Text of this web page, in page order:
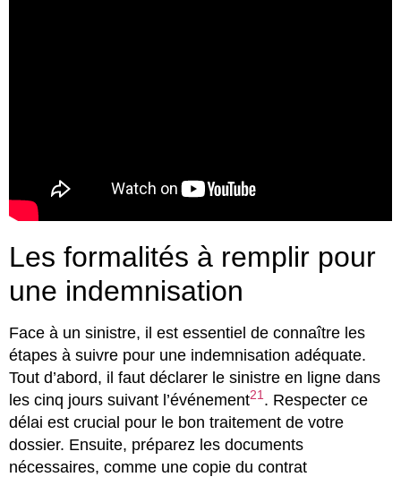
Les formalités à remplir pour
une indemnisation
Face à un sinistre, il est essentiel de connaître les
étapes à suivre pour une indemnisation adéquate.
Tout d’abord, il faut déclarer le sinistre en ligne dans
les cinq jours suivant l’événement21. Respecter ce
délai est crucial pour le bon traitement de votre
dossier. Ensuite, préparez les documents
nécessaires, comme une copie du contrat